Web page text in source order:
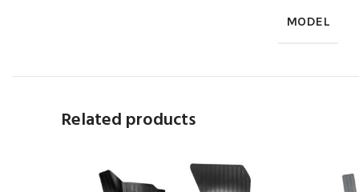
MODEL
Related products